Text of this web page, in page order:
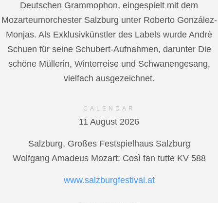
Deutschen Grammophon, eingespielt mit dem
Mozarteumorchester Salzburg unter Roberto González-
Monjas. Als Exklusivkünstler des Labels wurde Andrè
Schuen für seine Schubert-Aufnahmen, darunter Die
schöne Müllerin, Winterreise und Schwanengesang,
vielfach ausgezeichnet.
CALENDAR
11 August 2026
Salzburg, Großes Festspielhaus Salzburg
Wolfgang Amadeus Mozart: Così fan tutte KV 588
www.salzburgfestival.at